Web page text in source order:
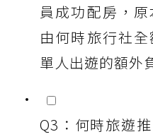
員成功配房，
由何時旅行社
單人出遊的額外
Q3：何時旅遊